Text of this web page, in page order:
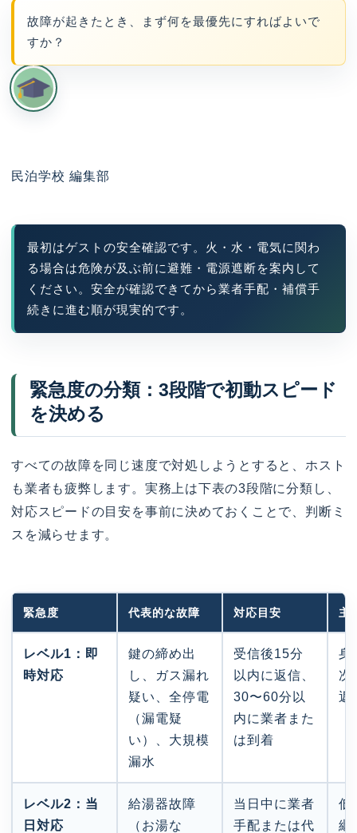
故障が起きたとき、まず何を最優先にすればよいで
すか？
民泊学校 編集部
最初はゲストの安全確認です。火・水・電気に関わ
る場合は危険が及ぶ前に避難・電源遮断を案内して
ください。安全が確認できてから業者手配・補償手
続きに進む順が現実的です。
緊急度の分類：3段階で初動スピード
を決める
すべての故障を同じ速度で対処しようとすると、ホスト
も業者も疲弊します。実務上は下表の3段階に分類し、
対応スピードの目安を事前に決めておくことで、判断ミ
スを減らせます。
緊急度 代表的な故障 対応目安 主
レベル1：即
時対応
鍵の締め出
し、ガス漏れ
疑い、全停電
（漏電疑
い）、大規模
漏水
受信後15分
以内に返信、
30〜60分以
内に業者また
は到着
身
次
返
レベル2：当
日対応
給湯器故障
（お湯な
当日中に業者
手配または代
低
継